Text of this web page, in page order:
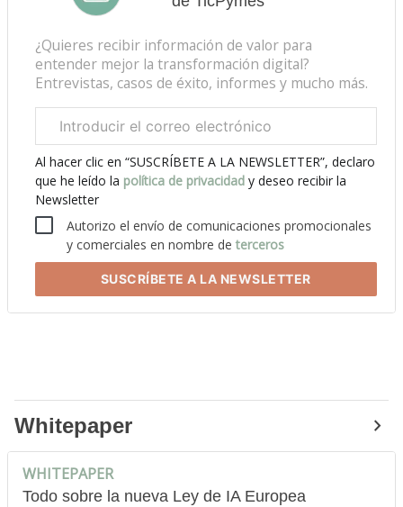
¿Quieres recibir información de valor para
entender mejor la transformación digital?
Entrevistas, casos de éxito, informes y mucho más.
electrónico
corporativo
Al hacer clic en “SUSCRÍBETE A LA NEWSLETTER”, declaro
que he leído la política de privacidad y deseo recibir la
Newsletter
Autorizo el envío de comunicaciones promocionales
y comerciales en nombre deterceros
SUSCRÍBETE A LA NEWSLETTER
Whitepaper
WHITEPAPER
Todo sobre la nueva Ley de IA Europea